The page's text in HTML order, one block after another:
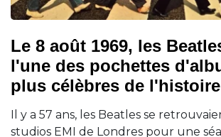
Le 8 août 1969, les
l'une des pochettes
plus célèbres de
Il y a 57 ans, les Beatles se
studios EMI de Londres pour une